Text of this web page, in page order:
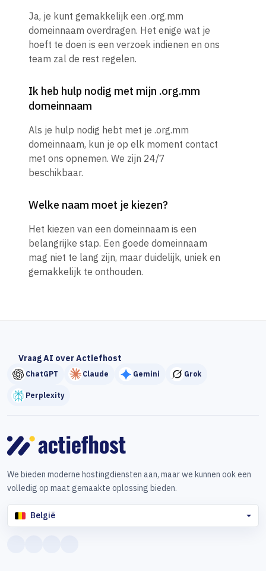
Ja, je kunt gemakkelijk een .org.mm
domeinnaam overdragen. Het enige wat je
hoeft te doen is een verzoek indienen en ons
team zal de rest regelen.
Ik heb hulp nodig met mijn .org.mm
domeinnaam
Als je hulp nodig hebt met je .org.mm
domeinnaam, kun je op elk moment contact
met ons opnemen. We zijn 24/7
beschikbaar.
Welke naam moet je kiezen?
Het kiezen van een domeinnaam is een
belangrijke stap. Een goede domeinnaam
mag niet te lang zijn, maar duidelijk, uniek en
gemakkelijk te onthouden.
Vraag AI over Actiefhost
ChatGPT Claude Gemini Grok
Perplexity
We bieden moderne hostingdiensten aan, maar we kunnen ook een
volledig op maat gemaakte oplossing bieden.
België